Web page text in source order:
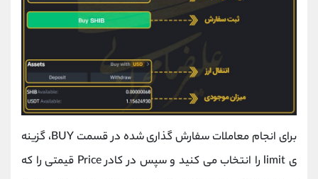
برای انجام معاملات سفارش گذاری شده در قسمت BUY، گزینه
ی limit را انتخاب می کنید و سپس در کادر Price قیمتی را که